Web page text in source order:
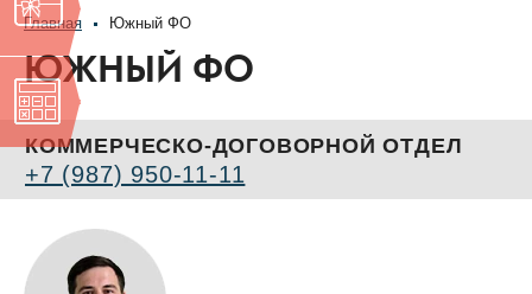
Главная Южный ФО
ЮЖНЫЙ ФО
КОММЕРЧЕСКО-ДОГОВОРНОЙ ОТДЕЛ
+7 (987) 950-11-11